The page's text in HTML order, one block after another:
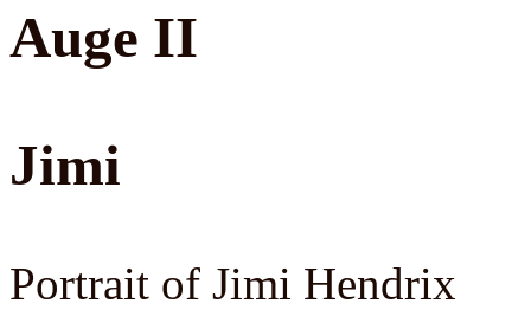
Auge II
Jimi
Portrait of Jimi Hendrix